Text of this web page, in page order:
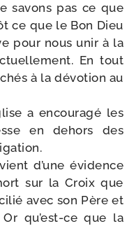
savons pas ce que
ce que le Bon Dieu
pour nous unir à la
En tout
à la dévo­tion au
a encou­ra­gé les
en dehors des
d’une évi­dence
sur la Croix que
avec son Père et
qu’est-​ce que la